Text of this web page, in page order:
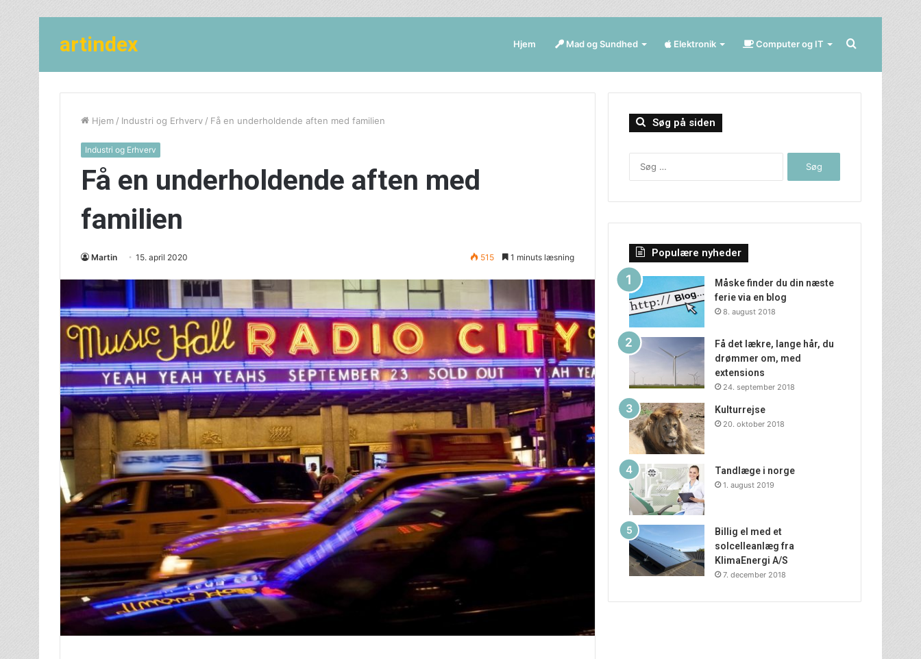
artindex Hjem Mad og Sundhed Elektronik Computer og IT Søg
efter
Hjem / Industri og Erhverv / Få en underholdende aften med familien
Industri og Erhverv
Få en underholdende aften med
familien
Martin 15. april 2020 515 1 minuts læsning
Søg på siden
Populære nyheder
Måske finder du din næste
ferie via en blog
8. august 2018
Få det lækre, lange hår, du
drømmer om, med
extensions
24. september 2018
Kulturrejse
20. oktober 2018
Tandlæge i norge
1. august 2019
Billig el med et
solcelleanlæg fra
KlimaEnergi A/S
7. december 2018